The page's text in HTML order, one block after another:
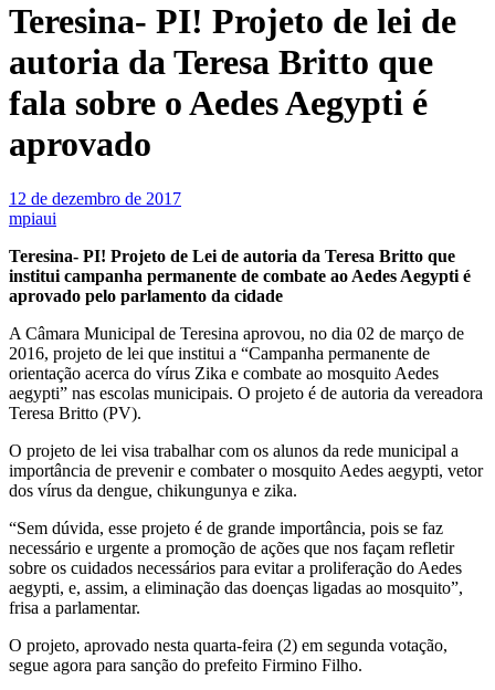
Teresina- PI! Projeto de lei de
autoria da Teresa Britto que
fala sobre o Aedes Aegypti é
aprovado
12 de dezembro de 2017
mpiaui
Teresina- PI! Projeto de Lei de autoria da Teresa Britto que
institui campanha permanente de combate ao Aedes Aegypti é
aprovado pelo parlamento da cidade
A Câmara Municipal de Teresina aprovou, no dia 02 de março de
2016, projeto de lei que institui a “Campanha permanente de
orientação acerca do vírus Zika e combate ao mosquito Aedes
aegypti” nas escolas municipais. O projeto é de autoria da vereadora
Teresa Britto (PV).
O projeto de lei visa trabalhar com os alunos da rede municipal a
importância de prevenir e combater o mosquito Aedes aegypti, vetor
dos vírus da dengue, chikungunya e zika.
“Sem dúvida, esse projeto é de grande importância, pois se faz
necessário e urgente a promoção de ações que nos façam refletir
sobre os cuidados necessários para evitar a proliferação do Aedes
aegypti, e, assim, a eliminação das doenças ligadas ao mosquito”,
frisa a parlamentar.
O projeto, aprovado nesta quarta-feira (2) em segunda votação,
segue agora para sanção do prefeito Firmino Filho.